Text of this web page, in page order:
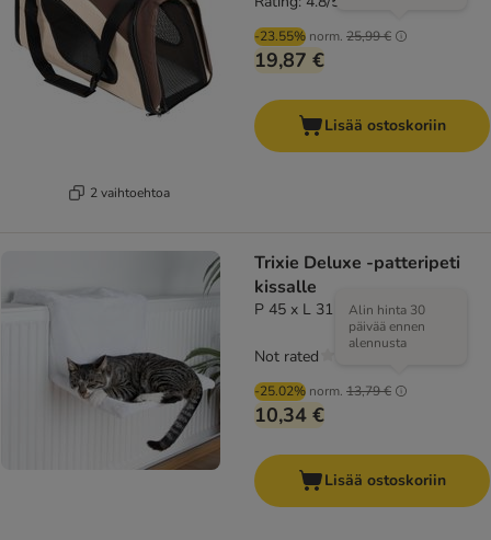
2 vaihtoehtoa
-23.55% norm. 25,99 €
19,87 €
Lisää ostoskoriin
Trixie Deluxe -patteripeti
kissalle
P 45 x L 31 x K 24 cm
-25.02% norm. 13,79 €
Alin hinta 30
päivää ennen
alennusta
10,34 €
Not rated
Lisää ostoskoriin